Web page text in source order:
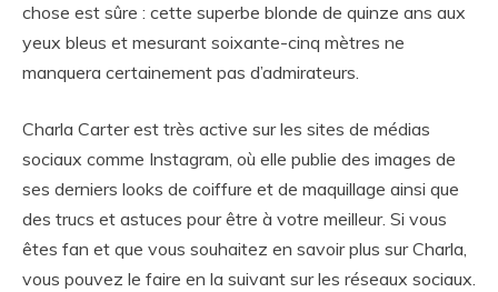
chose est sûre : cette superbe blonde de quinze ans aux
yeux bleus et mesurant soixante-cinq mètres ne
manquera certainement pas d’admirateurs.
Charla Carter est très active sur les sites de médias
sociaux comme Instagram, où elle publie des images de
ses derniers looks de coiffure et de maquillage ainsi que
des trucs et astuces pour être à votre meilleur. Si vous
êtes fan et que vous souhaitez en savoir plus sur Charla,
vous pouvez le faire en la suivant sur les réseaux sociaux.